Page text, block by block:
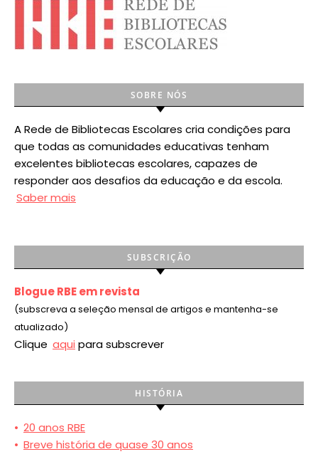
SOBRE NÓS
A Rede de Bibliotecas Escolares cria condições para
que todas as comunidades educativas tenham
excelentes bibliotecas escolares, capazes de
responder aos desafios da educação e da escola.
Saber mais
SUBSCRIÇÃO
Blogue RBE em revista
(subscreva a seleção mensal de artigos e mantenha-se
atualizado)
Clique aqui para subscrever
HISTÓRIA
• 20 anos RBE
• Breve história de quase 30 anos